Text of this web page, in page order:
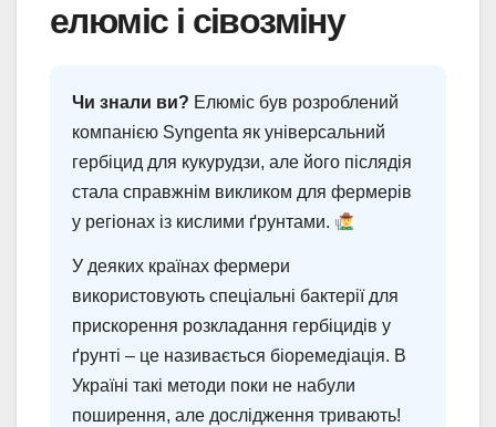
елюміс і сівозміну
Чи знали ви? Елюміс був розроблений
компанією Syngenta як універсальний
гербіцид для кукурудзи, але його післядія
стала справжнім викликом для фермерів
у регіонах із кислими ґрунтами.
У деяких країнах фермери
використовують спеціальні бактерії для
прискорення розкладання гербіцидів у
ґрунті – це називається біоремедіація. В
Україні такі методи поки не набули
поширення, але дослідження тривають!